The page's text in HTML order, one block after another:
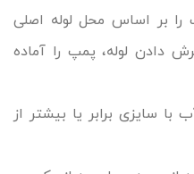
بر اساس محل لوله اصلی
دادن لوله، پمپ را آماده
سایزی برابر یا بیشتر از